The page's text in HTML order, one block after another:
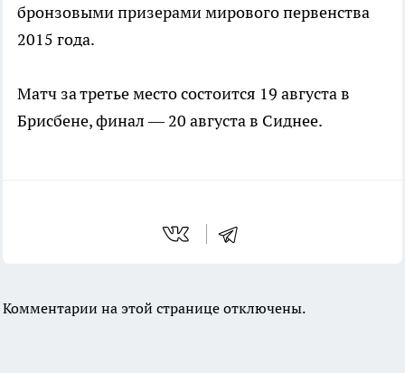
бронзовыми призерами мирового первенства
2015 года.
Матч за третье место состоится 19 августа в
Брисбене, финал — 20 августа в Сиднее.
Комментарии на этой странице отключены.